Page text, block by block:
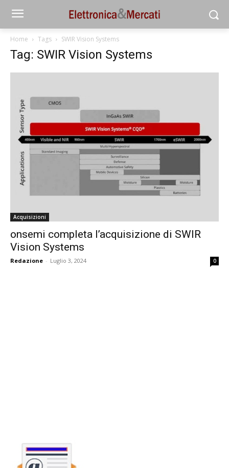
Home Tags SWIR Vision Systems
Tag: SWIR Vision Systems
Acquisizioni
onsemi completa l’acquisizione di SWIR
Vision Systems
Redazione - Luglio 3, 2024 0